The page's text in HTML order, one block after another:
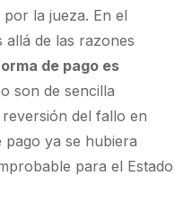
la jueza. En el
allá de las razones
de pago es
son de sencilla
del fallo en
ya se hubiera
para el Estado